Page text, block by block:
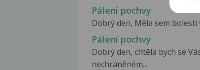
Pálení pochvy
Dobrý den, Měla sem bolesti
Pálení pochvy
Dobrý den, chtěla bych se
nechráněném...